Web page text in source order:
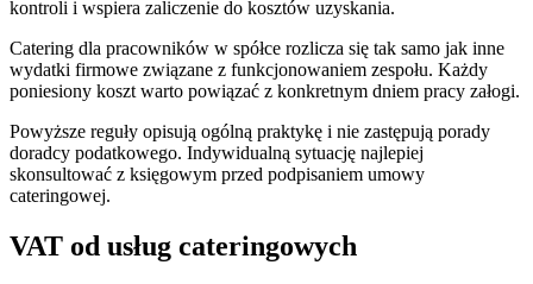
kontroli i wspiera zaliczenie do kosztów uzyskania.
Catering dla pracowników w spółce rozlicza się tak samo jak inne
wydatki firmowe związane z funkcjonowaniem zespołu. Każdy
poniesiony koszt warto powiązać z konkretnym dniem pracy załogi.
Powyższe reguły opisują ogólną praktykę i nie zastępują porady
doradcy podatkowego. Indywidualną sytuację najlepiej
skonsultować z księgowym przed podpisaniem umowy
cateringowej.
VAT od usług cateringowych